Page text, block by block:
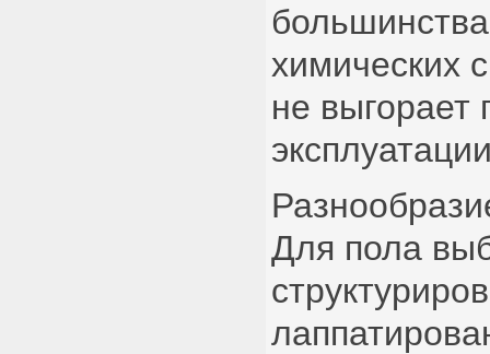
химических
не выгорает
Для пола